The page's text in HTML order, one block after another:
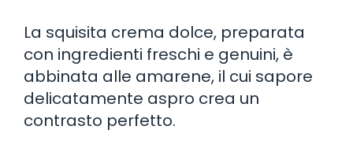
La squisita crema dolce, preparata
con ingredienti freschi e genuini, è
abbinata alle amarene, il cui sapore
delicatamente aspro crea un
contrasto perfetto.